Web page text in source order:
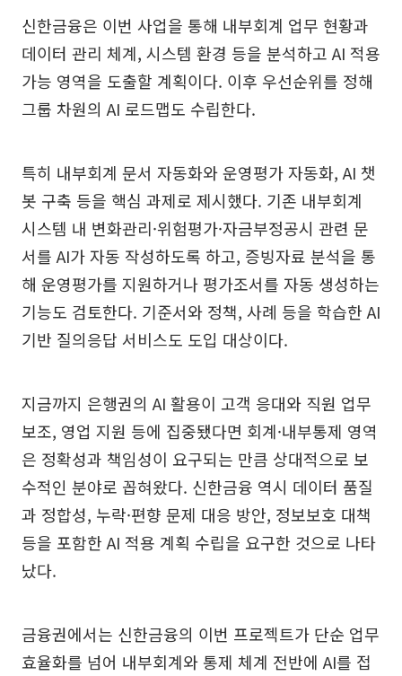
신한금융은 이번 사업을 통해 내부회계 업무 현황과
데이터 관리 체계, 시스템 환경 등을 분석하고 AI 적용
가능 영역을 도출할 계획이다. 이후 우선순위를 정해
그룹 차원의 AI 로드맵도 수립한다.
특히 내부회계 문서 자동화와 운영평가 자동화, AI 챗
봇 구축 등을 핵심 과제로 제시했다. 기존 내부회계
시스템 내 변화관리·위험평가·자금부정공시 관련 문
서를 AI가 자동 작성하도록 하고, 증빙자료 분석을 통
해 운영평가를 지원하거나 평가조서를 자동 생성하는
기능도 검토한다. 기준서와 정책, 사례 등을 학습한 AI
기반 질의응답 서비스도 도입 대상이다.
지금까지 은행권의 AI 활용이 고객 응대와 직원 업무
보조, 영업 지원 등에 집중됐다면 회계·내부통제 영역
은 정확성과 책임성이 요구되는 만큼 상대적으로 보
수적인 분야로 꼽혀왔다. 신한금융 역시 데이터 품질
과 정합성, 누락·편향 문제 대응 방안, 정보보호 대책
등을 포함한 AI 적용 계획 수립을 요구한 것으로 나타
났다.
금융권에서는 신한금융의 이번 프로젝트가 단순 업무
효율화를 넘어 내부회계와 통제 체계 전반에 AI를 접